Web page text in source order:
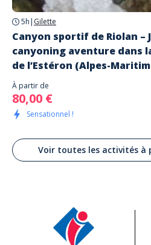
5h | Gilette
Canyon sportif de Riolan –
canyoning aventure dans
de l’Estéron (Alpes-
À partir de
80,00 €
Sensationnel !
Voir toutes les activités à